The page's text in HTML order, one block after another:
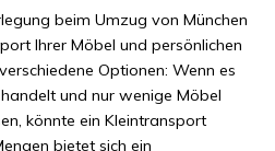
beim Umzug von München
Ihrer Möbel und persönlichen
Optionen: Wenn es
und nur wenige Möbel
könnte ein Kleintransport
bietet sich ein